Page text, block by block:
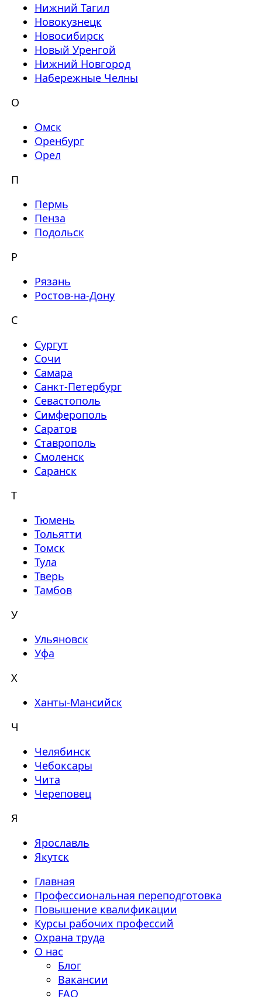
Нижний Тагил
Новокузнецк
Новосибирск
Новый Уренгой
Нижний Новгород
Набережные Челны
О
Омск
Оренбург
Орел
П
Пермь
Пенза
Подольск
Р
Рязань
Ростов-на-Дону
С
Сургут
Сочи
Самара
Санкт-Петербург
Севастополь
Симферополь
Саратов
Ставрополь
Смоленск
Саранск
Т
Тюмень
Тольятти
Томск
Тула
Тверь
Тамбов
У
Ульяновск
Уфа
Х
Ханты-Мансийск
Ч
Челябинск
Чебоксары
Чита
Череповец
Я
Ярославль
Якутск
Главная
Профессиональная переподготовка
Повышение квалификации
Курсы рабочих профессий
Охрана труда
О нас
Блог
Вакансии
FAQ